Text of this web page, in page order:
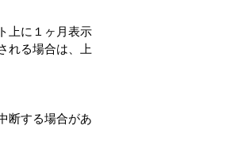
上に１ヶ月表示
れる場合は、上
断する場合があ